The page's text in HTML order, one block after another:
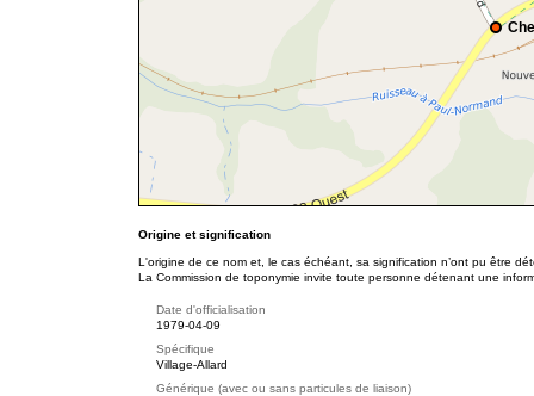
Origine et signification
L'origine de ce nom et, le cas échéant, sa signification n’ont pu être
La Commission de toponymie invite toute personne détenant une
Date d'officialisation
1979-04-09
Spécifique
Village-Allard
Générique (avec ou sans particules de liaison)